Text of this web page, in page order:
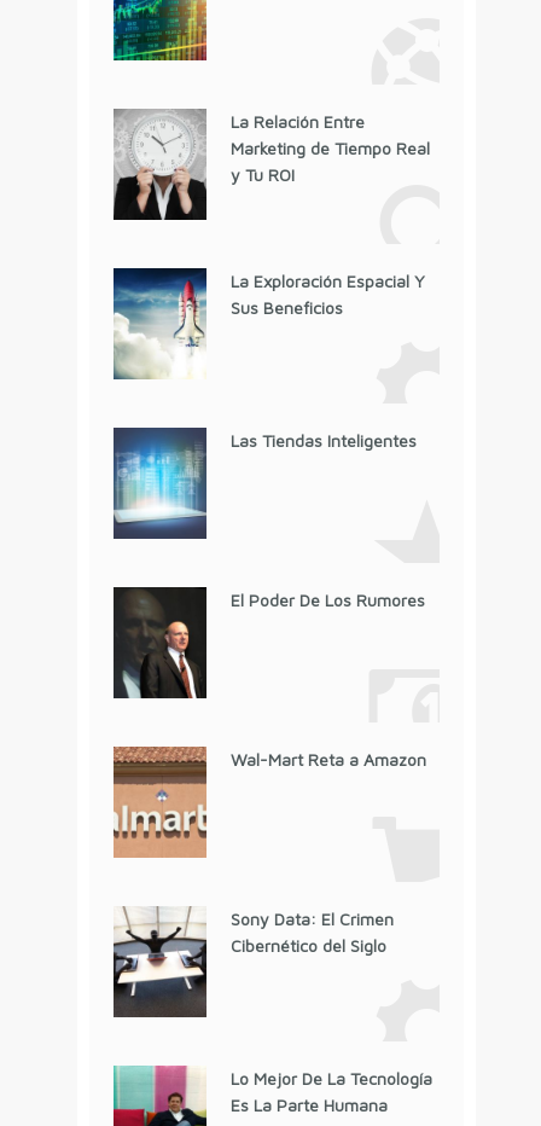
La Relación Entre
Marketing de Tiempo Real
y Tu ROI
La Exploración Espacial Y
Sus Beneficios
Las Tiendas Inteligentes
El Poder De Los Rumores
Wal-Mart Reta a Amazon
Sony Data: El Crimen
Cibernético del Siglo
Lo Mejor De La Tecnología
Es La Parte Humana